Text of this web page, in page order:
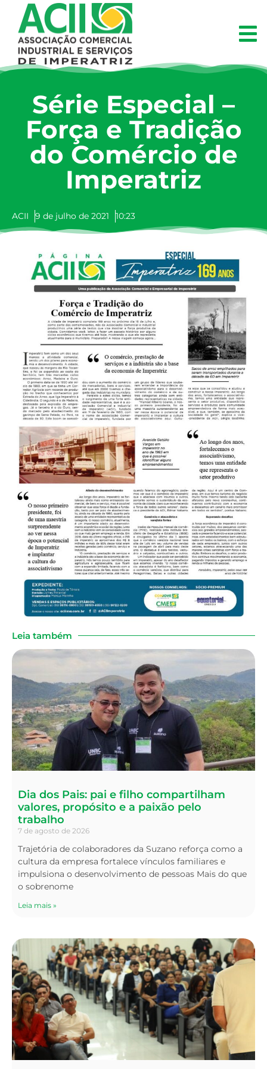
Série Especial –
Força e Tradição
do Comércio de
Imperatriz
ACII 9 de julho de 2021 10:23
Leia também
Dia dos Pais: pai e filho compartilham
valores, propósito e a paixão pelo
trabalho
7 de agosto de 2026
Trajetória de colaboradores da Suzano reforça como a
cultura da empresa fortalece vínculos familiares e
impulsiona o desenvolvimento de pessoas Mais do que
o sobrenome
Leia mais »